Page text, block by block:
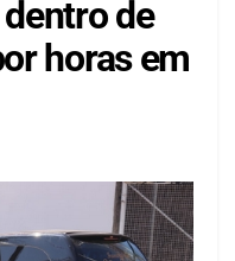
de
horas em